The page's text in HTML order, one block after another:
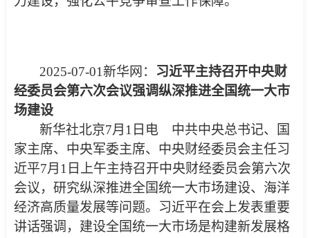
2025-07-01新华网： 习近平主持召开中央财
经委员会第六次会议强调纵深推进全国统一大市
场建设
新华社北京7月1日电 中共中央总书记、国
家主席、中央军委主席、中央财经委员会主任习
近平7月1日上午主持召开中央财经委员会第六次
会议，研究纵深推进全国统一大市场建设、海洋
经济高质量发展等问题。习近平在会上发表重要
讲话强调，建设全国统一大市场是构建新发展格